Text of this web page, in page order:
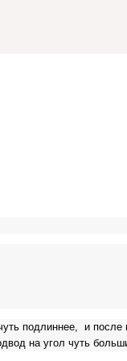
подлиннее, и после
на угол чуть